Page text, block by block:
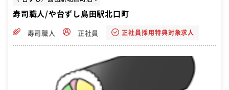
寿司職人/や台ずし島田駅北口町
寿司職人 正社員 正社員採用特典対象求人